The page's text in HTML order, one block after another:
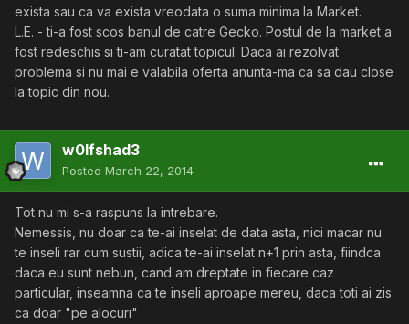
exista sau ca va exista vreodata o suma minima la Market.
L.E. - ti-a fost scos banul de catre Gecko. Postul de la market a
fost redeschis si ti-am curatat topicul. Daca ai rezolvat
problema si nu mai e valabila oferta anunta-ma ca sa dau close
la topic din nou.
w0lfshad3
Posted March 22, 2014
Tot nu mi s-a raspuns la intrebare.
Nemessis, nu doar ca te-ai inselat de data asta, nici macar nu
te inseli rar cum sustii, adica te-ai inselat n+1 prin asta, fiindca
daca eu sunt nebun, cand am dreptate in fiecare caz
particular, inseamna ca te inseli aproape mereu, daca toti ai zis
ca doar "pe alocuri"